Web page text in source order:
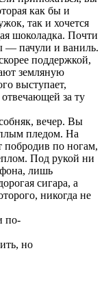
как бы и
так и хочется
шоколадка. Почти
— пачули и ваниль.
поддержкой,
земляную
выступает,
за ту
вечер. Вы
пледом. На
побродив по ногам,
Под рукой ни
лишь
сигара, а
, никогда не
по-
но